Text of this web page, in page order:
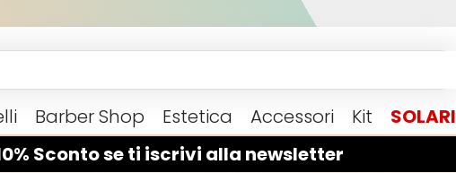
Sconto se ti iscrivi alla newsletter
Barber Shop Estetica Accessori Kit SOLARI